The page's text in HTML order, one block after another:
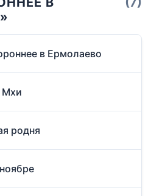
в Ермолаево
Мхи
родня